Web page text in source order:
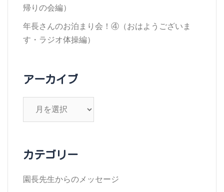
帰りの会編）
年長さんのお泊まり会！④（おはようございま
す・ラジオ体操編）
アーカイブ
ブ
カテゴリー
園長先生からのメッセージ